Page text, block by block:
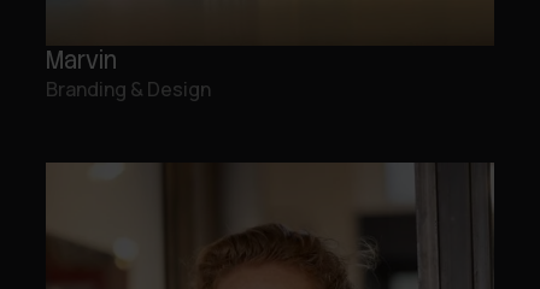
Marvin
Branding & Design